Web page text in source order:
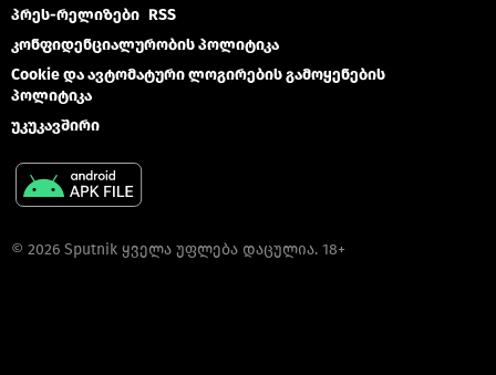
პრეს-რელიზები RSS
კონფიდენციალურობის პოლიტიკა
Cookie და ავტომატური ლოგირების გამოყენების
პოლიტიკა
უკუკავშირი
© 2026 Sputnik ყველა უფლება დაცულია. 18+